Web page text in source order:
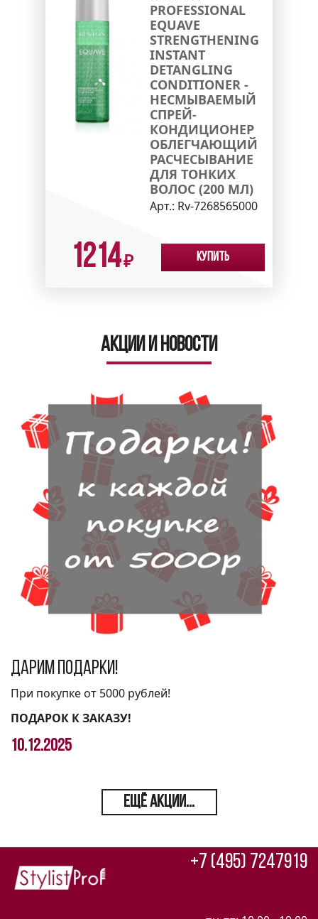
PROFESSIONAL
EQUAVE
STRENGTHENING
INSTANT
DETANGLING
CONDITIONER -
НЕСМЫВАЕМЫЙ
СПРЕЙ-
КОНДИЦИОНЕР
ОБЛЕГЧАЮЩИЙ
РАСЧЕСЫВАНИЕ
ДЛЯ ТОНКИХ
ВОЛОС (200 МЛ)
Арт.: Rv-7268565000
1214₽ Купить
Акции и новости
Дарим подарки!
При покупке от 5000 рублей!
ПОДАРОК К ЗАКАЗУ!
10.12.2025
ЕЩЁ АКЦИИ...
+7 (495) 7247919